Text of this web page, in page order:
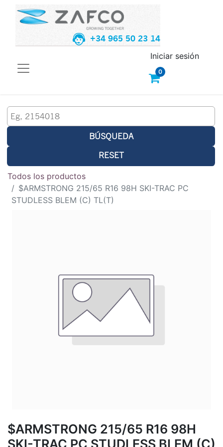
+34 965 50 23 14
0
Iniciar sesión
BÚSQUEDA
RESET
Todos los productos
$ARMSTRONG 215/65 R16 98H SKI-TRAC PC
STUDLESS BLEM (C) TL(T)
$ARMSTRONG 215/65 R16 98H
SKI-TRAC PC STUDLESS BLEM (C)